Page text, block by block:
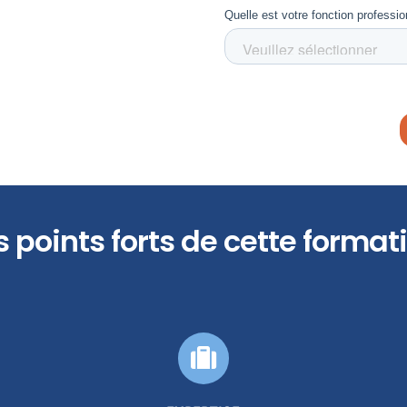
points forts de cette